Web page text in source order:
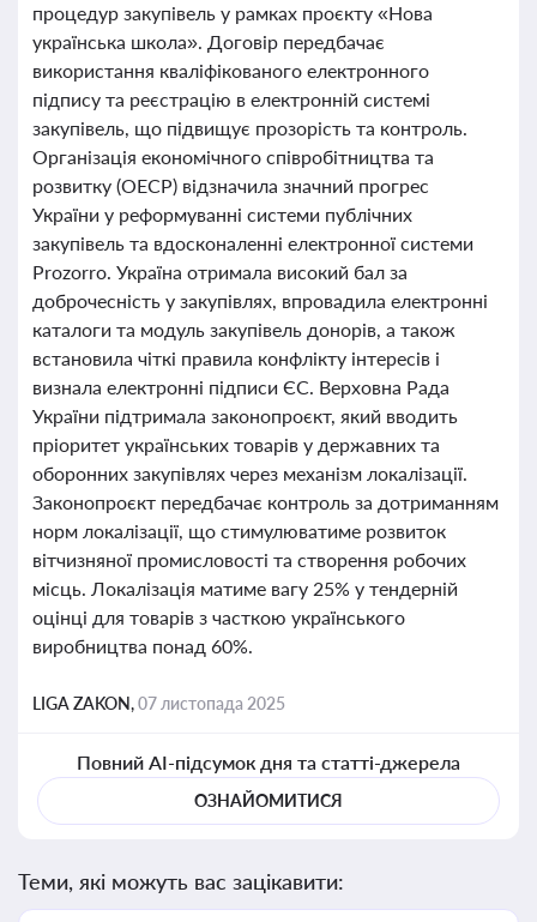
процедур закупівель у рамках проєкту «Нова
українська школа». Договір передбачає
використання кваліфікованого електронного
підпису та реєстрацію в електронній системі
закупівель, що підвищує прозорість та контроль.
Організація економічного співробітництва та
розвитку (ОЕСР) відзначила значний прогрес
України у реформуванні системи публічних
закупівель та вдосконаленні електронної системи
Prozorro. Україна отримала високий бал за
доброчесність у закупівлях, впровадила електронні
каталоги та модуль закупівель донорів, а також
встановила чіткі правила конфлікту інтересів і
визнала електронні підписи ЄС. Верховна Рада
України підтримала законопроєкт, який вводить
пріоритет українських товарів у державних та
оборонних закупівлях через механізм локалізації.
Законопроєкт передбачає контроль за дотриманням
норм локалізації, що стимулюватиме розвиток
вітчизняної промисловості та створення робочих
місць. Локалізація матиме вагу 25% у тендерній
оцінці для товарів з часткою українського
виробництва понад 60%.
LIGA ZAKON,07 листопада 2025
Повний AI-підсумок дня та статті-джерела
ОЗНАЙОМИТИСЯ
Теми, які можуть вас зацікавити: